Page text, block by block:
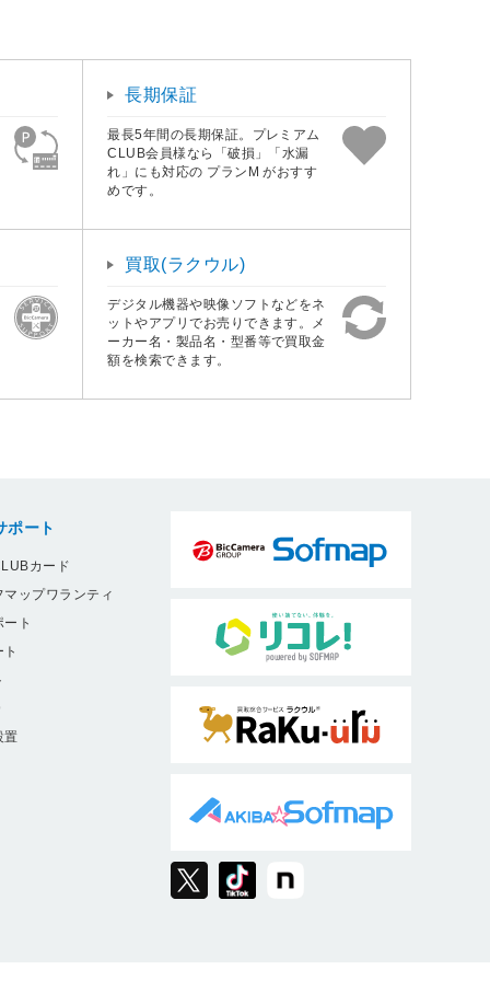
長期保証
最長5年間の長期保証。プレミアム
CLUB会員様なら「破損」「水漏
れ」にも対応の プランM がおすす
めです。
買取(ラクウル)
デジタル機器や映像ソフトなどをネ
ットやアプリでお売りできます。メ
ーカー名・製品名・型番等で買取金
額を検索できます。
ポート
カード
ップワランティ
ト
置